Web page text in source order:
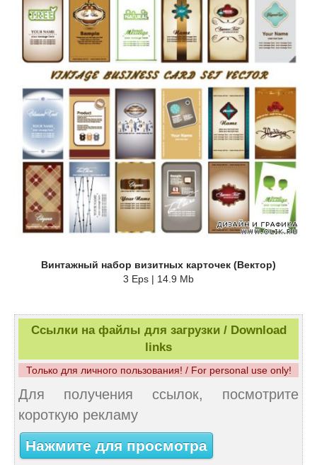
Винтажный набор визитных карточек (Вектор)
3 Eps | 14.9 Mb
Ссылки на файлы для загрузки / Download
links
Только для личного пользования! / For personal use only!
Для получения ссылок, посмотрите
короткую рекламу
Нажмите для просмотра